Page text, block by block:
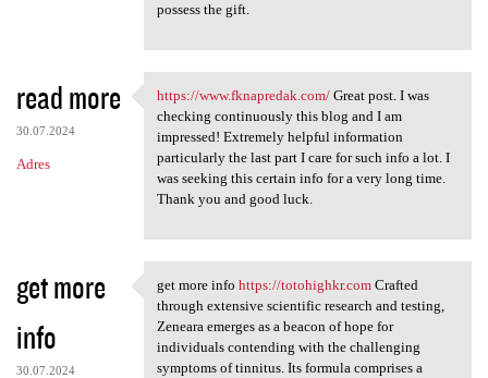
possess the gift.
read more
30.07.2024
Adres
https://www.fknapredak.com/
https://www.fknapredak.com/Great post. I was
checking continuously this blog and I am
impressed! Extremely helpful information
particularly the last part I care for such info a lot. I
was seeking this certain info for a very long time.
Thank you and good luck.
get more
info
30.07.2024
get more info https:/
get more info https://totohighkr.comCrafted
through extensive scientific research and testing,
Zeneara emerges as a beacon of hope for
individuals contending with the challenging
symptoms of tinnitus. Its formula comprises a